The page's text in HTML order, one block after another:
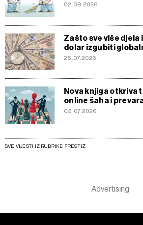
02.08.2026
Zašto sve više
dolar izgubiti
25.07.2026
Nova knjiga otkriva
online šaha i
05.07.2026
SVE VIJESTI IZ RUBRIKE PRESTIŽ